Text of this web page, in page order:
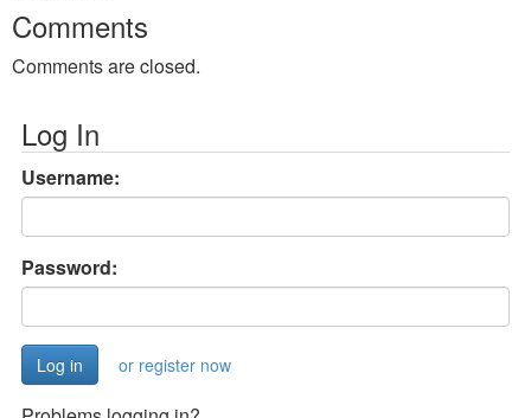
Comments
Comments are closed.
Log In
Username:
Password:
or register now